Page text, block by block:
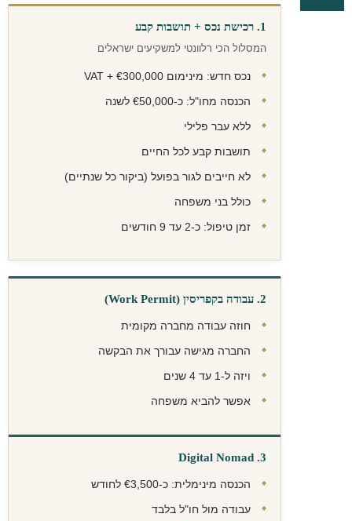
1. רכישת נכס + תושבות קבע
המסלול הכי רלוונטי למשקיעים ישראלים
נכס חדש: מינימום €300,000 + VAT
הכנסה מחו"ל: כ-€50,000 לשנה
ללא עבר פלילי
תושבות קבע לכל החיים
לא חייבים לגור בפועל (ביקור כל שנתיים)
כולל בני משפחה
זמן טיפול: כ-2 עד 9 חודשים
2. עבודה בקפריסין (Work Permit)
חוזה עבודה מחברה מקומית
החברה מגישה עבורך את הבקשה
ויזה ל-1 עד 4 שנים
אפשר להביא משפחה
3. Digital Nomad
הכנסה מינימלית: כ-€3,500 לחודש
עבודה מול חו"ל בלבד